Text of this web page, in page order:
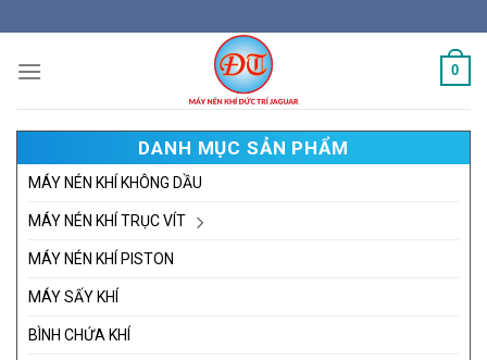
to
content
0
DANH MỤC SẢN PHẨM
MÁY NÉN KHÍ KHÔNG DẦU
MÁY NÉN KHÍ TRỤC VÍT
MÁY NÉN KHÍ PISTON
MÁY SẤY KHÍ
BÌNH CHỨA KHÍ